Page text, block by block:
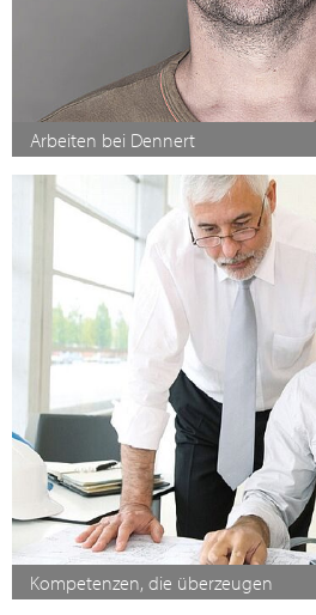
Arbeiten bei Dennert
Kompetenzen, die überzeugen